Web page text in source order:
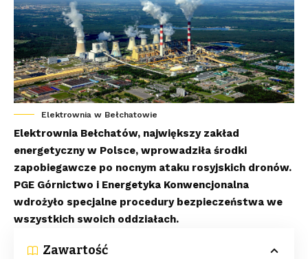
Elektrownia w Bełchatowie
Elektrownia Bełchatów, największy zakład
energetyczny w Polsce, wprowadziła środki
zapobiegawcze po nocnym ataku rosyjskich dronów.
PGE Górnictwo i Energetyka Konwencjonalna
wdrożyło specjalne procedury bezpieczeństwa we
wszystkich swoich oddziałach.
Zawartość